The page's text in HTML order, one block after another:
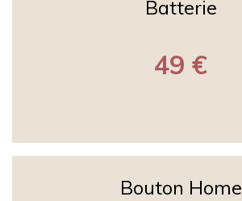
Batterie
49 €
Bouton Home